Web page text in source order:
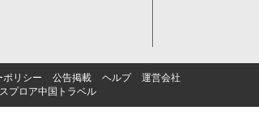
ポリシー 公告掲載 ヘルプ
運営会社
プロア中国トラベル